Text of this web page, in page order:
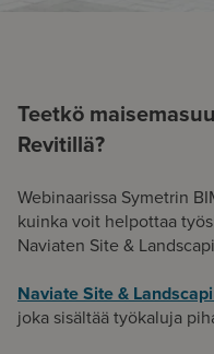
Teetkö
Revitillä?
Webinaarissa Symetrin
kuinka voit helpottaa
Naviaten Site &
Naviate Site &
joka sisältää työkaluja